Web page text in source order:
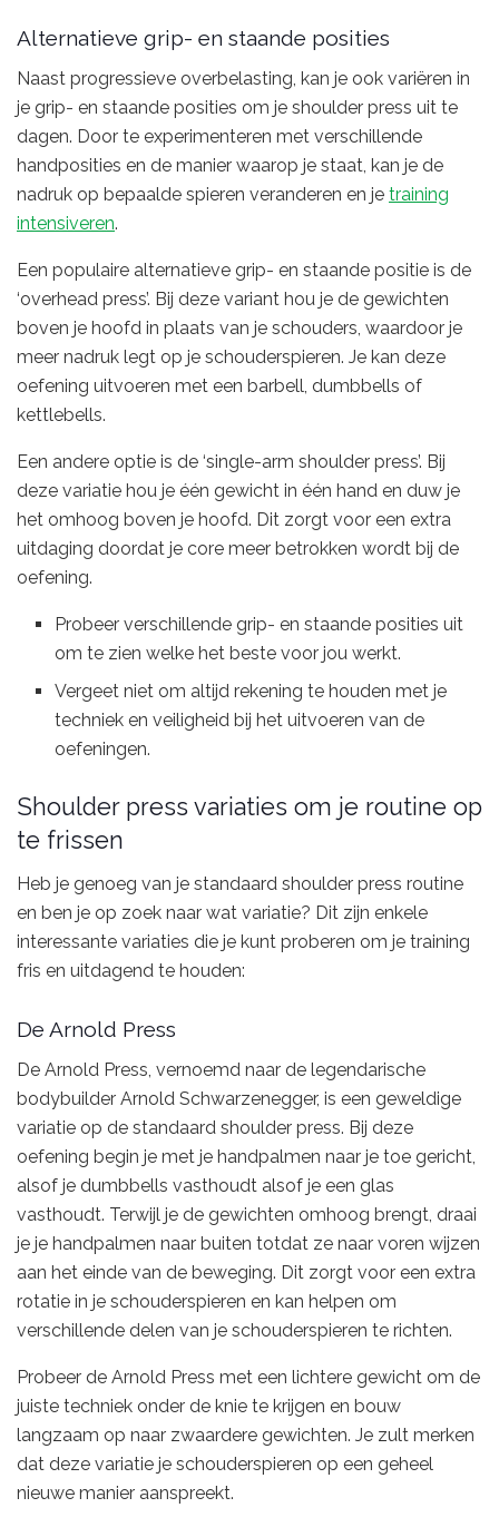
Alternatieve grip- en staande posities
Naast progressieve overbelasting, kan je ook variëren in
je grip- en staande posities om je shoulder press uit te
dagen. Door te experimenteren met verschillende
handposities en de manier waarop je staat, kan je de
nadruk op bepaalde spieren veranderen en je training
intensiveren.
Een populaire alternatieve grip- en staande positie is de
‘overhead press’. Bij deze variant hou je de gewichten
boven je hoofd in plaats van je schouders, waardoor je
meer nadruk legt op je schouderspieren. Je kan deze
oefening uitvoeren met een barbell, dumbbells of
kettlebells.
Een andere optie is de ‘single-arm shoulder press’. Bij
deze variatie hou je één gewicht in één hand en duw je
het omhoog boven je hoofd. Dit zorgt voor een extra
uitdaging doordat je core meer betrokken wordt bij de
oefening.
Probeer verschillende grip- en staande posities uit
om te zien welke het beste voor jou werkt.
Vergeet niet om altijd rekening te houden met je
techniek en veiligheid bij het uitvoeren van de
oefeningen.
Shoulder press variaties om je routine op
te frissen
Heb je genoeg van je standaard shoulder press routine
en ben je op zoek naar wat variatie? Dit zijn enkele
interessante variaties die je kunt proberen om je training
fris en uitdagend te houden:
De Arnold Press
De Arnold Press, vernoemd naar de legendarische
bodybuilder Arnold Schwarzenegger, is een geweldige
variatie op de standaard shoulder press. Bij deze
oefening begin je met je handpalmen naar je toe gericht,
alsof je dumbbells vasthoudt alsof je een glas
vasthoudt. Terwijl je de gewichten omhoog brengt, draai
je je handpalmen naar buiten totdat ze naar voren wijzen
aan het einde van de beweging. Dit zorgt voor een extra
rotatie in je schouderspieren en kan helpen om
verschillende delen van je schouderspieren te richten.
Probeer de Arnold Press met een lichtere gewicht om de
juiste techniek onder de knie te krijgen en bouw
langzaam op naar zwaardere gewichten. Je zult merken
dat deze variatie je schouderspieren op een geheel
nieuwe manier aanspreekt.